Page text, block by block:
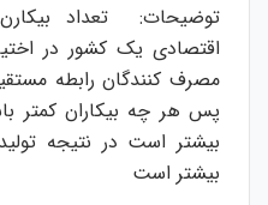
توضیحات: تعداد
اقتصادی یک کشور در
مصرف کنندگان رابطه
پس هر چه بیکاران کمتر
بیشتر است در نتیجه
بیشتر است